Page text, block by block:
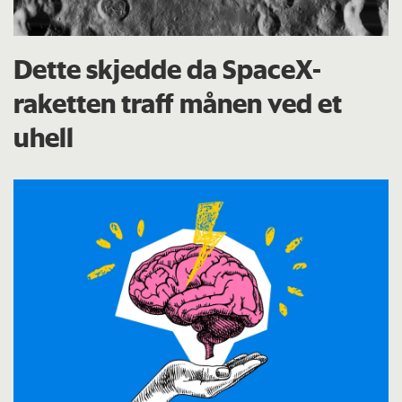
Dette skjedde da SpaceX-
raketten traff månen ved et
uhell